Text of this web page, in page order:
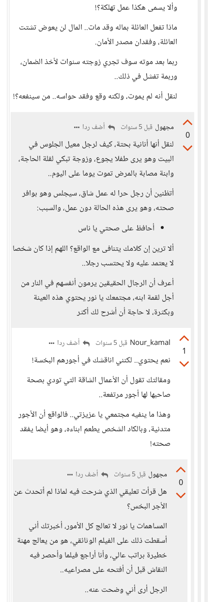
وألا يسمى هكذا عمل تهلكة؟!
ماذا تفعل العائلة بماله وقد مات.. المال لن يعوض تشتت
العائلة، وفقدان مصدر الأمان.
ربما بعد موته سوف تجري زوجته سنوات لأخذ الضمان،
وربمة تفشل في ذلك..
لنقل أنه لم يموت، ولكنه وقع وفقد حواسه.. من سينفعه؟!
0
مجهول قبل 5 سنوات أضف ردا
لنقل أنها أنانية بحتة، كيف لرجل معيل الجلوس في
البيت وهو يرى طفلا يجوع، وزوجة تبكي لقلة الحاجة،
وابنة مصابة بالمرض تموت يوما على اليوم..
أتظنين أن رجل حرا له عمل شاق، سيجلس وهو بوافر
صحته، وهو يرى هذه الحالة دون عمل، والسبب:
أحافظ على صحتي يا ناس
ألا ترين إن كلامك يتنافى مع الواقع؟ اللهم إذا كان شخصا
لا يعتمد عليه ولا يحتسب رجلا..
أعرف أن الرجال الحقيقين يرمون أنفسهم في النار من
أجل لقمة ابنه، مجتمعك يا نور يحتوي هذه العينة
وبكثرة، لا حاجة أن أشرح لك أكثر
1
Nour_kamal قبل 5 سنوات أضف ردا
نعم يحتوي.. لكنني اناقشك في أجورهم البخسة!
ومقالتك تقول أن الأعمال الشاقة التي تودي بصحة
صاحبها لها أجور مرتفعة..
وهذا ما ينفيه مجتمعي يا عزيزتي.. فالواقع أن الأجور
متدنية، وبالكاد الشخص يطعم ابناءه، وهو أيضا يفقد
صحته!
0
مجهول قبل 5 سنوات أضف ردا
هل قرأت تعليقي الذي شرحت فيه لماذا لم أتحدث عن
الأجر البخس؟
المساهمات يا نور لا تعالج كل الأمور، أخبرتك أني
أسقطت ذلك على الفيلم الوثائقي، هو من يعالج مهنة
خطيرة براتب عالي، وأنا أراجع فيلما وأحصر فيه
النقاش قبل أن أفتحه على مصراعيه..
الرجل أرى أني وضحت عنه..